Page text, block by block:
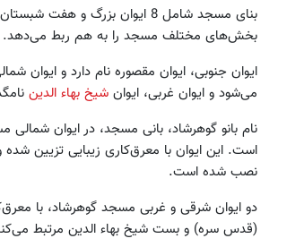
بنای مسجد شامل 8 ایوان بزرگ
بخش‌‌های مختلف مسجد را به هم ربط می‌دهد.
ایوان جنوبی، ایوان مقصوره نام دارد و ایوان
می‌شود و ایوان غربی، ایوان شیخ بهاء الدین
نام بانو گوهرشاد، بانی مسجد، در ایوان
است. این ایوان با معرق‌کاری زیبایی تزیین شده و
نصب شده است.
دو ایوان شرقی و غربی مسجد گوهرشاد، با
(قدس سره) و بست شیخ بهاء الدین مرتبط